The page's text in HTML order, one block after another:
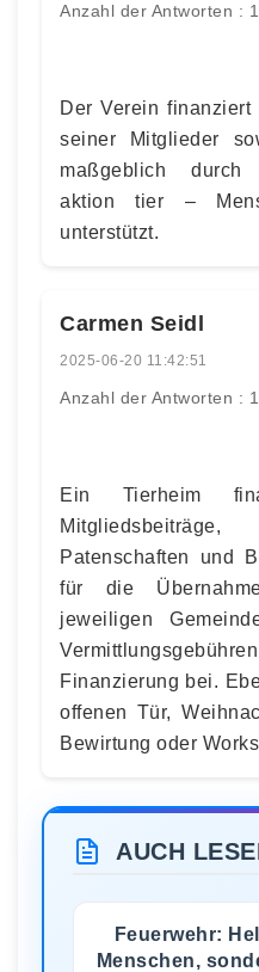
Anzahl der Antworten :
Der Verein
seiner Mitglieder
maßgeblich durch
aktion tier –
unterstützt.
Carmen Seidl
2025-06-20 11:42:51
Anzahl der Antworten :
Ein Tierheim
Patenschaften und
für die
jeweiligen
Finanzierung bei.
offenen Tür,
Bewirtung oder
AUCH
Feuerwehr:
Menschen,